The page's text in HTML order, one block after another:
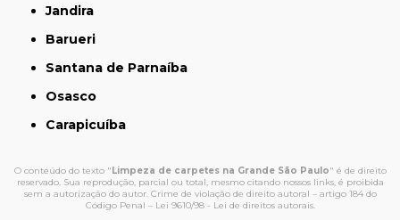
Jandira
Barueri
Santana de Parnaíba
Osasco
Carapicuíba
O conteúdo do texto " Limpeza de carpetes na Grande São Paulo" é de direito
reservado. Sua reprodução, parcial ou total, mesmo citando nossos links, é proibida
sem a autorização do autor. Crime de violação de direito autoral – artigo 184 do
Código Penal – Lei 9610/98 - Lei de direitos autorais.